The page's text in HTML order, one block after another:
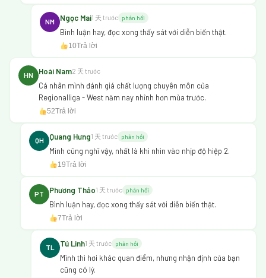
NM Ngọc Mai1 天 trước phản hồi
Bình luận hay, đọc xong thấy sát với diễn biến thật.
10Trả lời
HN Hoài Nam2 天 trước
Cá nhân mình đánh giá chất lượng chuyên môn của
Regionalliga - West năm nay nhỉnh hơn mùa trước.
52Trả lời
QH Quang Hưng1 天 trước phản hồi
Mình cũng nghĩ vậy, nhất là khi nhìn vào nhịp độ hiệp 2.
19Trả lời
PT Phương Thảo1 天 trước phản hồi
Bình luận hay, đọc xong thấy sát với diễn biến thật.
7Trả lời
TL Tú Linh1 天 trước phản hồi
Mình thì hơi khác quan điểm, nhưng nhận định của bạn
cũng có lý.